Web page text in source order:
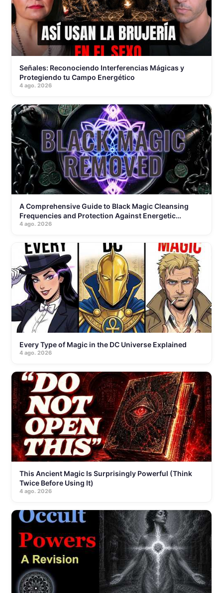
Señales: Reconociendo Interferencias Mágicas y
Protegiendo tu Campo Energético
4 ago. 2026
A Comprehensive Guide to Black Magic Cleansing
Frequencies and Protection Against Energetic
Parasites
4 ago. 2026
Every Type of Magic in the DC Universe Explained
4 ago. 2026
This Ancient Magic Is Surprisingly Powerful (Think
Twice Before Using It)
4 ago. 2026